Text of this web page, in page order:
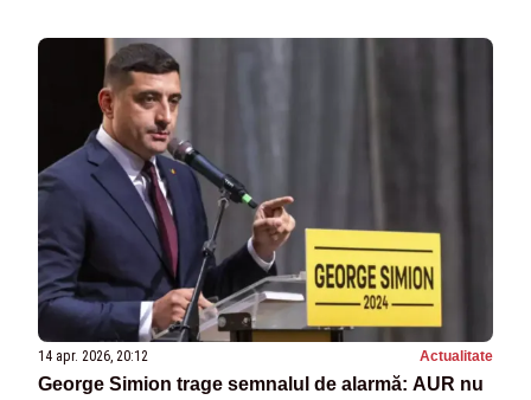
14 apr. 2026, 20:12 Actualitate
George Simion trage semnalul de alarmă: AUR nu